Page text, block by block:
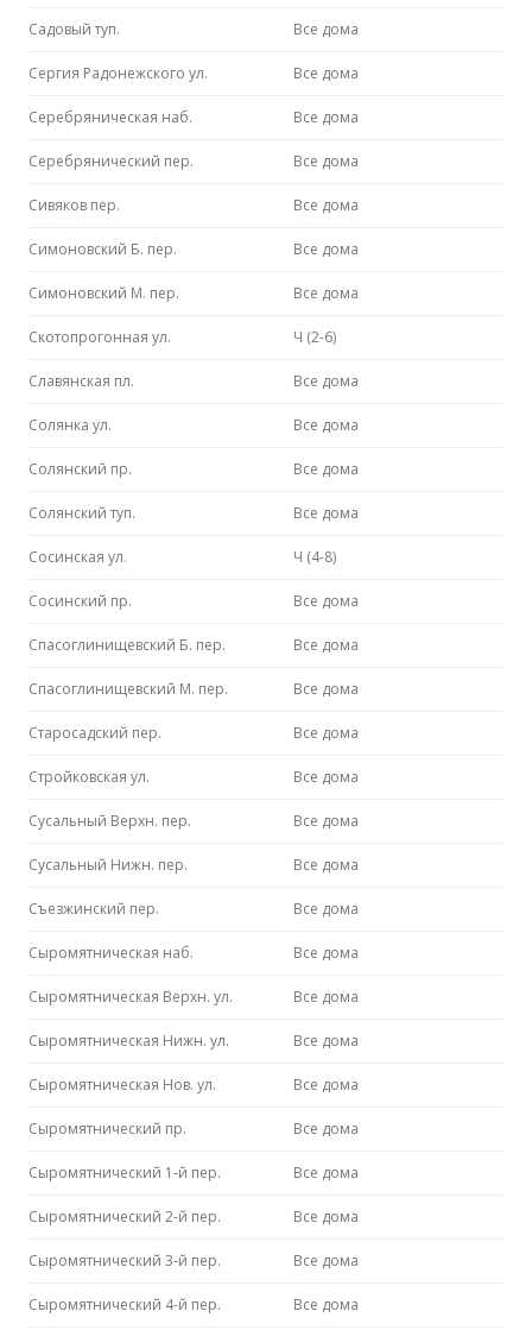
Садовый туп. Все дома
Сергия Радонежского ул. Все дома
Серебряническая наб. Все дома
Серебрянический пер. Все дома
Сивяков пер. Все дома
Симоновский Б. пер. Все дома
Симоновский М. пер. Все дома
Скотопрогонная ул. Ч (2-6)
Славянская пл. Все дома
Солянка ул. Все дома
Солянский пр. Все дома
Солянский туп. Все дома
Сосинская ул. Ч (4-8)
Сосинский пр. Все дома
Спасоглинищевский Б. пер. Все дома
Спасоглинищевский М. пер. Все дома
Старосадский пер. Все дома
Стройковская ул. Все дома
Сусальный Верхн. пер. Все дома
Сусальный Нижн. пер. Все дома
Съезжинский пер. Все дома
Сыромятническая наб. Все дома
Сыромятническая Верхн. ул. Все дома
Сыромятническая Нижн. ул. Все дома
Сыромятническая Нов. ул. Все дома
Сыромятнический пр. Все дома
Сыромятнический 1-й пер. Все дома
Сыромятнический 2-й пер. Все дома
Сыромятнический 3-й пер. Все дома
Сыромятнический 4-й пер. Все дома